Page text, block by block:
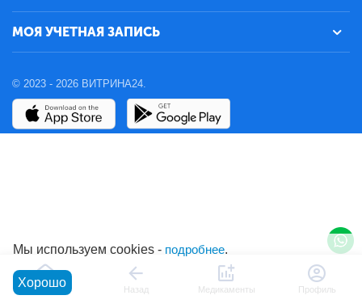
МОЯ УЧЕТНАЯ ЗАПИСЬ
© 2023 - 2026 ВИТРИНА24.
Главная Назад Медикаменты Профиль
Мы используем cookies - подробнее.
Хорошо